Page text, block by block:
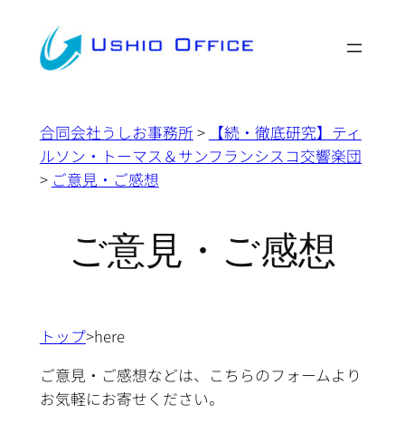
合同会社うしお事務所 >
【続・徹底研究】ティ
ルソン・トーマス＆サンフランシスコ交響楽団
> ご意見・ご感想
ご意見・ご感想
トップ>here
ご意見・ご感想などは、こちらのフォームより
お気軽にお寄せください。